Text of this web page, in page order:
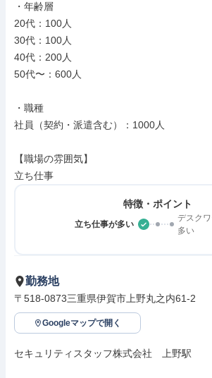
・年齢層
20代：100人
30代：100人
40代：200人
50代〜：600人
・職種
社員（契約・派遣含む）：1000人
【職場の雰囲気】
立ち仕事
特徴・ポイント
立ち仕事が多い
デスク
多い
勤務地
〒518-0873三重県伊賀市上野丸之内61-2
Googleマップで開く
セキュリティスタッフ株式会社　上野駅